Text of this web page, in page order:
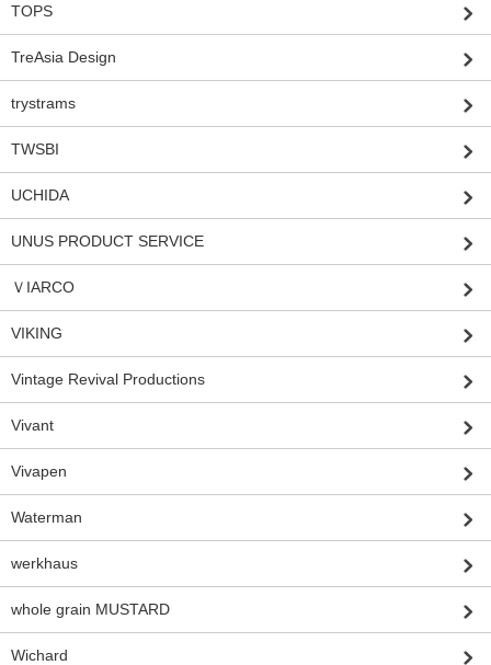
TOPS
TreAsia Design
trystrams
TWSBI
UCHIDA
UNUS PRODUCT SERVICE
ＶIARCO
VIKING
Vintage Revival Productions
Vivant
Vivapen
Waterman
werkhaus
whole grain MUSTARD
Wichard